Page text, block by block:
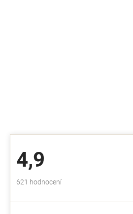
4,9
Průměrné
obchodu
621 hodnocení